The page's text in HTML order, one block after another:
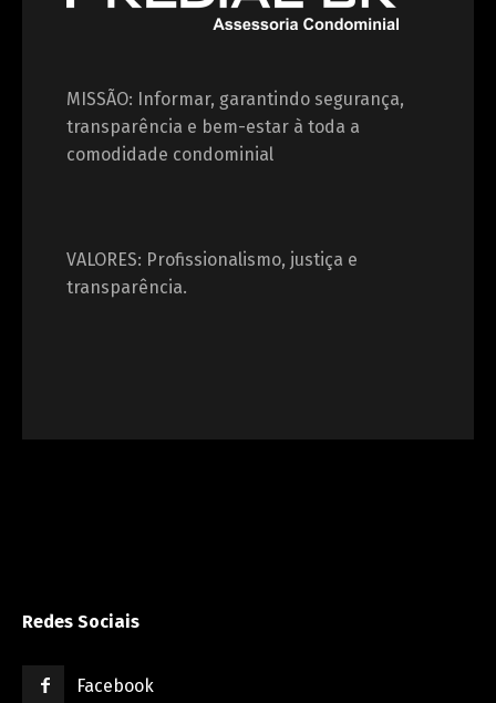
MISSÃO: Informar, garantindo segurança,
transparência e bem-estar à toda a
comodidade condominial
VALORES: Profissionalismo, justiça e
transparência.
Redes Sociais
Facebook